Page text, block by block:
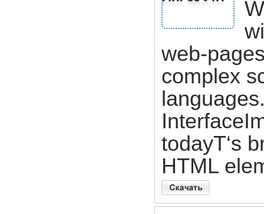
web-
complex
todayТ‘s
HTML